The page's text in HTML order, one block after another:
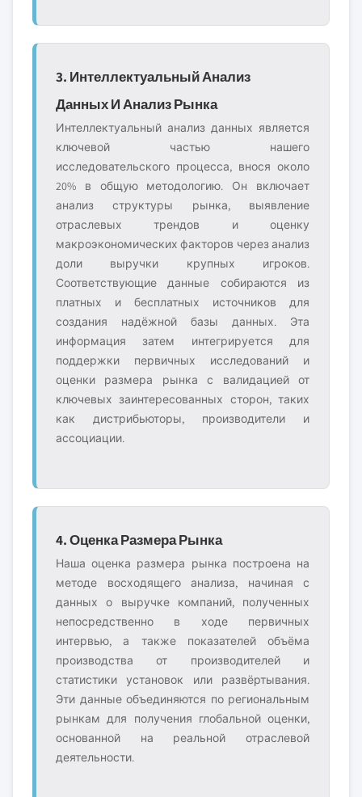
3. Интеллектуальный Анализ
Данных И Анализ Рынка
Интеллектуальный анализ данных является
ключевой частью нашего
исследовательского процесса, внося около
20% в общую методологию. Он включает
анализ структуры рынка, выявление
отраслевых трендов и оценку
макроэкономических факторов через анализ
доли выручки крупных игроков.
Соответствующие данные собираются из
платных и бесплатных источников для
создания надёжной базы данных. Эта
информация затем интегрируется для
поддержки первичных исследований и
оценки размера рынка с валидацией от
ключевых заинтересованных сторон, таких
как дистрибьюторы, производители и
ассоциации.
4. Оценка Размера Рынка
Наша оценка размера рынка построена на
методе восходящего анализа, начиная с
данных о выручке компаний, полученных
непосредственно в ходе первичных
интервью, а также показателей объёма
производства от производителей и
статистики установок или развёртывания.
Эти данные объединяются по региональным
рынкам для получения глобальной оценки,
основанной на реальной отраслевой
деятельности.